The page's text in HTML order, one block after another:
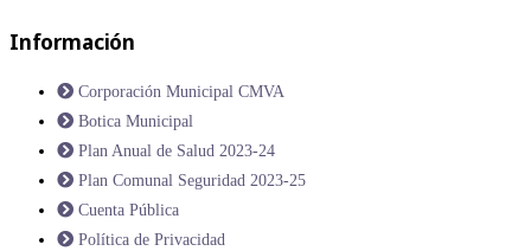
Información
Corporación Municipal CMVA
Botica Municipal
Plan Anual de Salud 2023-24
Plan Comunal Seguridad 2023-25
Cuenta Pública
Política de Privacidad